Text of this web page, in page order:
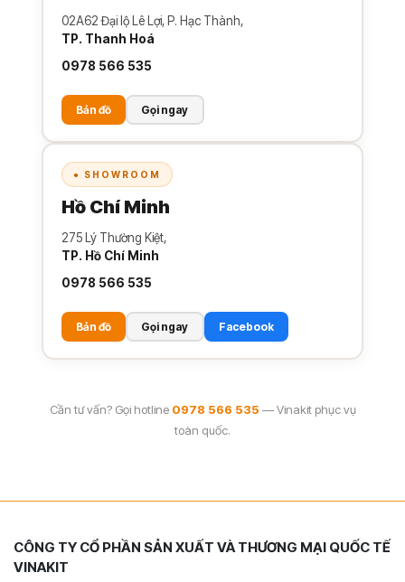
02A62 Đại lộ Lê Lợi, P. Hạc Thành,
TP. Thanh Hoá
0978 566 535
Bản đồ Gọi ngay
● SHOWROOM
Hồ Chí Minh
275 Lý Thường Kiệt,
TP. Hồ Chí Minh
0978 566 535
Bản đồ Gọi ngay Facebook
Cần tư vấn? Gọi hotline 0978 566 535 — Vinakit phục vụ
toàn quốc.
CÔNG TY CỔ PHẦN SẢN XUẤT VÀ THƯƠNG MẠI QUỐC TẾ
VINAKIT